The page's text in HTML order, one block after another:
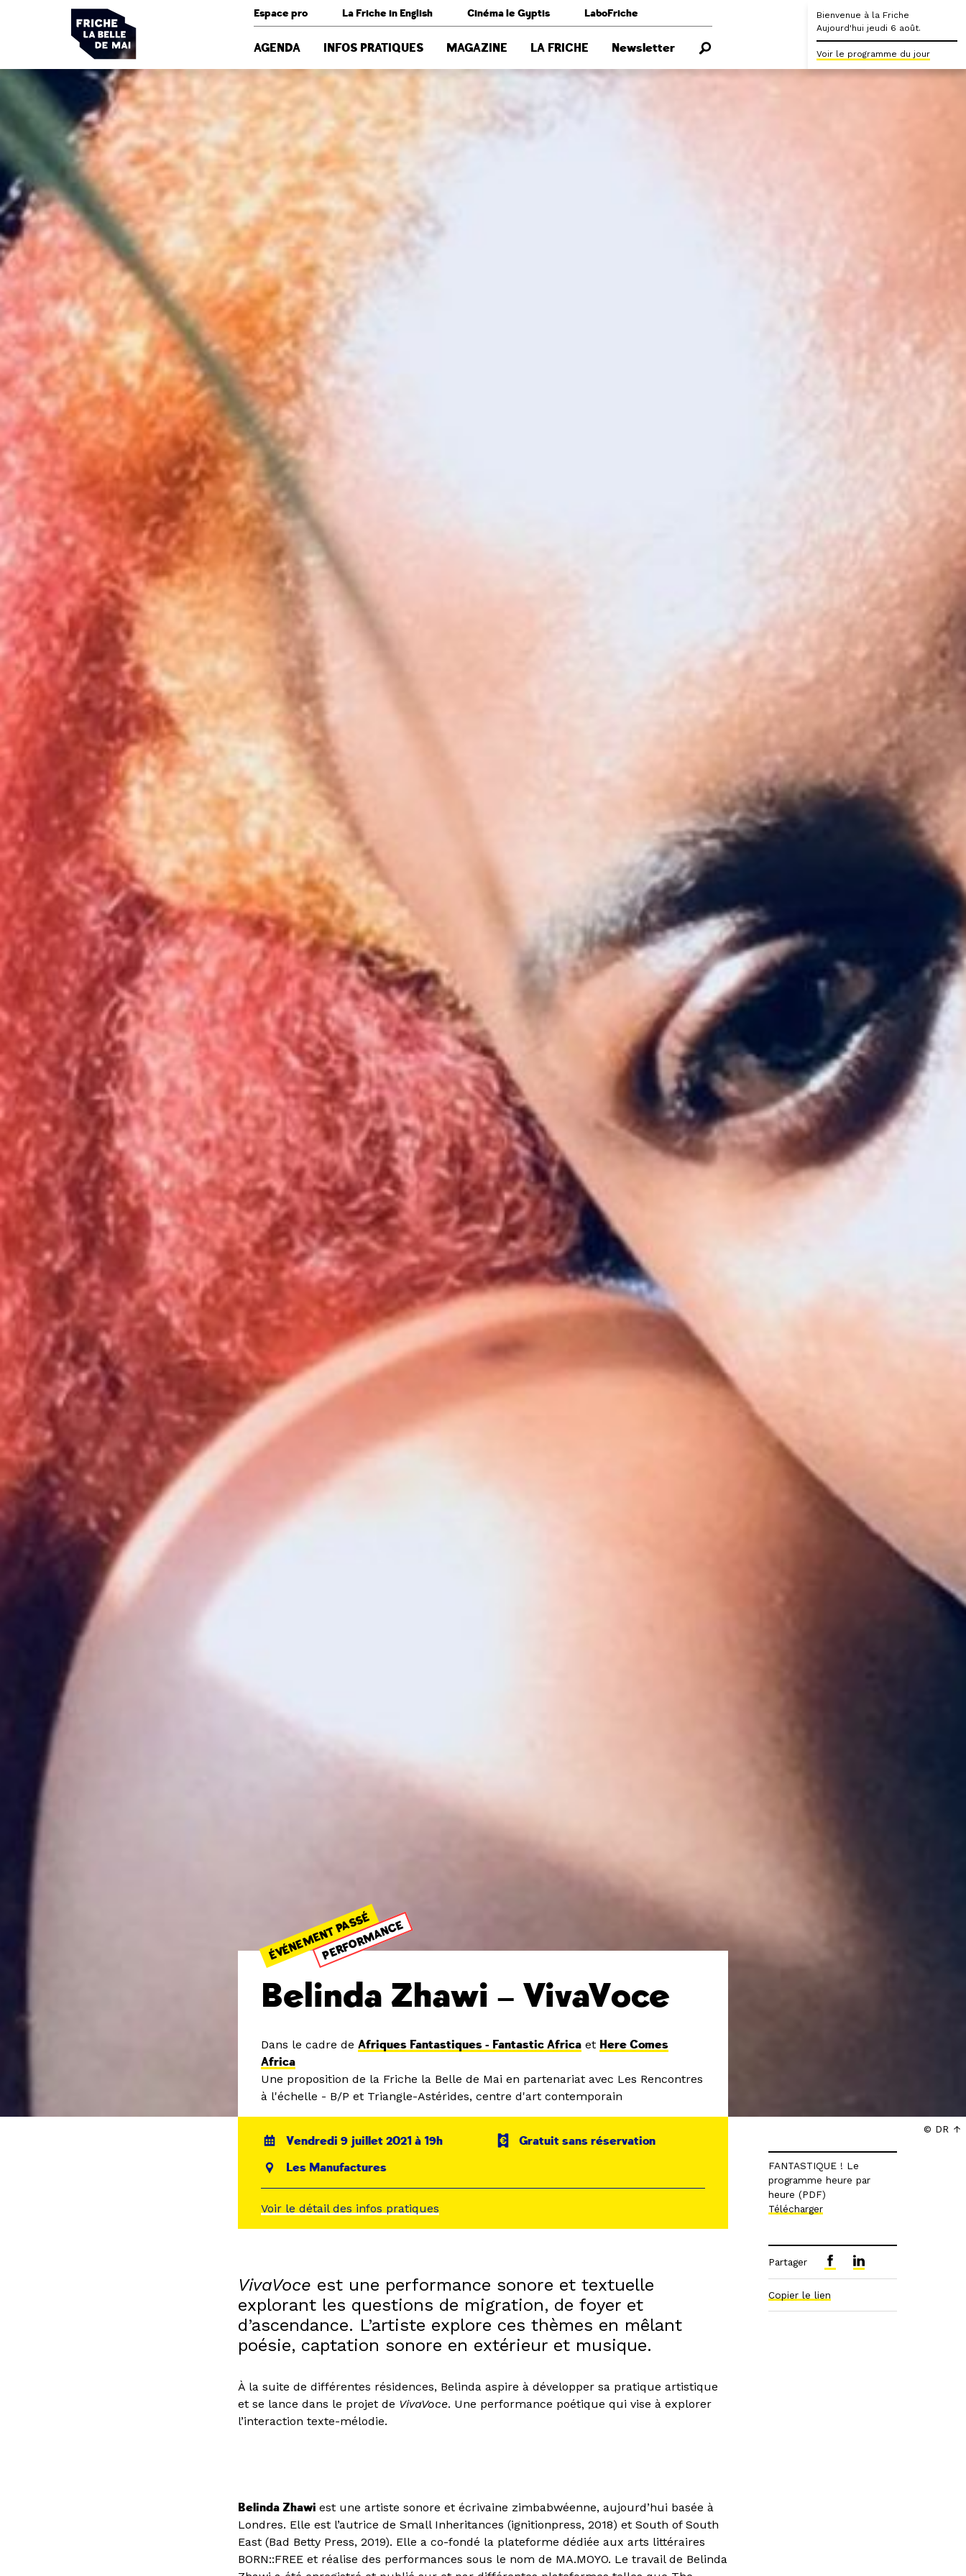
Espace pro La Friche in English Cinéma le Gyptis LaboFriche
AGENDA INFOS PRATIQUES MAGAZINE LA FRICHE Newsletter
Bienvenue à la Friche
Aujourd'hui jeudi 6 août.
Voir le programme du jour
© DR
ÉVÉNEMENT PASSÉ
PERFORMANCE
Belinda Zhawi – VivaVoce
Dans le cadre deAfriques Fantastiques - Fantastic Africa et Here Comes
Africa
Une proposition de la Friche la Belle de Mai en partenariat avec Les Rencontres
à l'échelle - B/P et Triangle-Astérides, centre d'art contemporain
Vendredi 9 juillet 2021 à 19h
Gratuit sans réservation
Les Manufactures
Voir le détail des infos pratiques
VivaVoce est une performance sonore et textuelle
explorant les questions de migration, de foyer et
d’ascendance. L’artiste explore ces thèmes en mêlant
poésie, captation sonore en extérieur et musique.
À la suite de différentes résidences, Belinda aspire à développer sa pratique artistique
et se lance dans le projet de VivaVoce. Une performance poétique qui vise à explorer
l’interaction texte-mélodie.
Belinda Zhawiest une artiste sonore et écrivaine zimbabwéenne, aujourd’hui basée à
Londres. Elle est l’autrice de Small Inheritances (ignitionpress, 2018) et South of South
East (Bad Betty Press, 2019). Elle a co-fondé la plateforme dédiée aux arts littéraires
BORN::FREE et réalise des performances sous le nom de MA.MOYO. Le travail de Belinda
FANTASTIQUE ! Le
programme heure par
heure (PDF)
Télécharger
Partager
Copier le lien
Panneau de gestion des cookies